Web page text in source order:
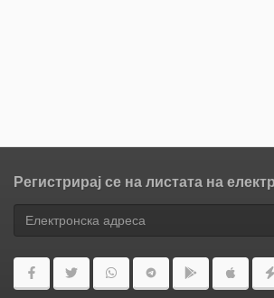
Регистрирај се на листата на